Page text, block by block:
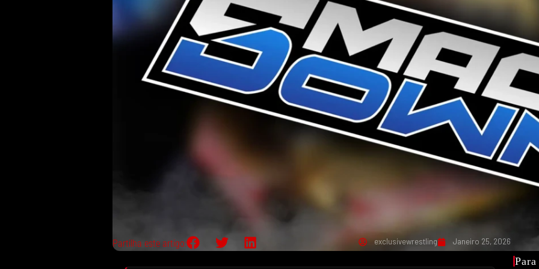
Partilha este artigo: exclusivewrestling Janeiro 25, 2026